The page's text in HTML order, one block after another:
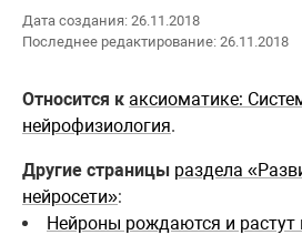
Дата создания: 26.11.2018
Последнее редактирование: 26.11.2018
Относится к аксиоматике:
нейрофизиология.
Другие страницы раздела
нейросети»:
Нейроны рождаются и